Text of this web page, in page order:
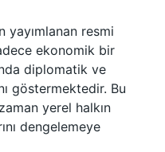
yayımlanan resmi
ekonomik bir
diplomatik ve
göstermektedir. Bu
yerel halkın
dengelemeye